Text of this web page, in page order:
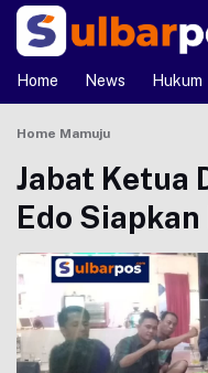
Home News Hukum
Home Mamuju
Jabat Ketua
Edo